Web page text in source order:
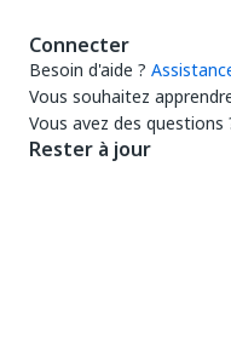
Connecter
Besoin d'aide ?
Vous souhaitez
Vous avez des questions
Rester à jour